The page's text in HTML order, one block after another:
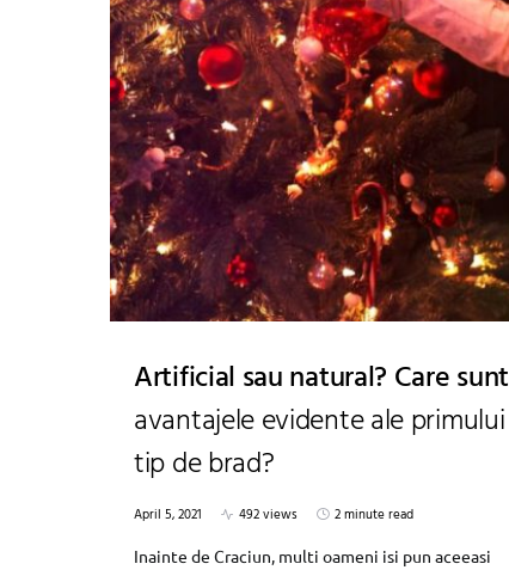
Artificial sau natural? Care sunt
avantajele evidente ale primului
tip de brad?
April 5, 2021 492 views
2 minute read
Inainte de Craciun, multi oameni isi pun aceeasi